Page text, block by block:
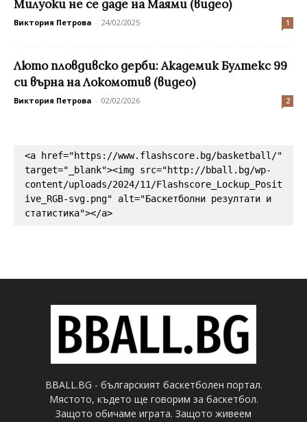
Mилуоки не се даде на Маями (видео)
Виктория Петрова - 24/02/2025 1
Люто пловдивско дерби: Академик Бултекс 99
си върна на Локомотив (видео)
Виктория Петрова - 02/02/2026 2
<a href="https://www.flashscore.bg/basketball/"
target="_blank"><img src="http://bball.bg/wp-
content/uploads/2024/11/Flashscore_Lockup_Posit
ive_RGB-svg.png" alt="Баскетболни резултати и
статистика"></a>
BBALL.BG - българският баскетболен портал.
Мястото, където ще говорим за баскетбол.
Защото обичаме играта. Защото живеем